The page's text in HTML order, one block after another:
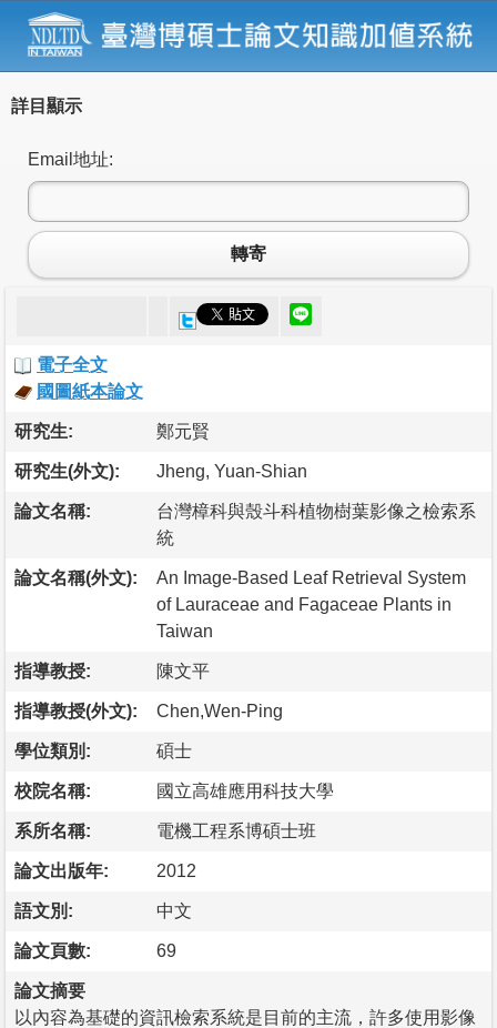
詳目顯示
Email地址:
轉寄
電子全文
國圖紙本論文
研究生: 鄭元賢
研究生(外文): Jheng, Yuan-Shian
論文名稱:
台灣樟科與殼斗科植物樹葉影像之檢索系
統
論文名稱(外文):
An Image-Based Leaf Retrieval System
of Lauraceae and Fagaceae Plants in
Taiwan
指導教授: 陳文平
指導教授(外文): Chen,Wen-Ping
學位類別: 碩士
校院名稱: 國立高雄應用科技大學
系所名稱: 電機工程系博碩士班
論文出版年: 2012
語文別: 中文
論文頁數: 69
論文摘要
以內容為基礎的資訊檢索系統是目前的主流，許多使用影像